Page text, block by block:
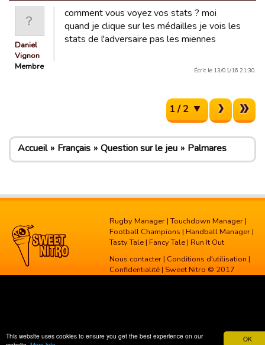
OK
This website uses cookies to ensure you get the best experience on our
Daniel
Vignon
Membre
comment vous voyez vos stats ? moi
quand je clique sur les médailles je vois les
stats de l'adversaire pas les miennes
Écrit le 13/01/16 21:30.
1 / 2
Accueil Français Question sur le jeu Palmares
Rugby Manager |Touchdown Manager |
Football Champions | Handball Manager |
Tasty Tale | Fancy Tale | Run It Out
Nous contacter | Conditions d'utilisation |
Confidentialité | Sweet Nitro © 2017